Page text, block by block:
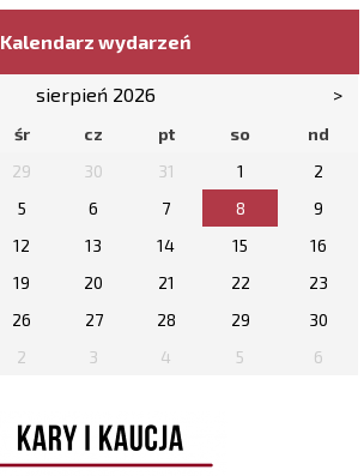
Kalendarz wydarzeń
sierpień 2026 >
śr cz pt so
nd
29 30 31 1
2
5 6 7 8
9
12 13 14 15
16
19 20 21 22
23
26 27 28 29
30
2 3 4 5 6